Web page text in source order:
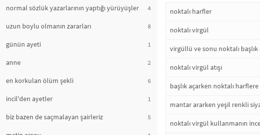
normal sözlük yazarlarının yaptığı yürüyüşler 4
uzun boylu olmanın zararları 8
günün ayeti 1
anne 2
en korkulan ölüm şekli 6
incil'den ayetler 1
biz bazen de saçmalayan şairleriz 5
noktalı harfler
noktalı virgül
virgüllü ve sonu noktalı başlık
noktalı virgül atışı
başlık açarken noktalı
mantar ararken yeşil renkli
noktalı virgül kullanmanın